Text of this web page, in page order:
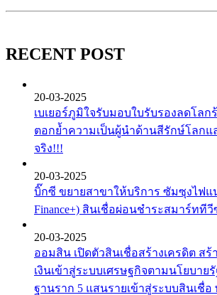
RECENT POST
20-03-2025
เบเยอร์ภูมิใจรับมอบใบรับรองลดโลก
ตอกย้ำความเป็นผู้นำด้านสีรักษ์โลกแ
จริง!!!
20-03-2025
บิ๊กซี ขยายสาขาให้บริการ ซัมซุงไฟแ
Finance+) สินเชื่อผ่อนชำระสมาร์ทที
20-03-2025
ออมสิน เปิดตัวสินเชื่อสร้างเครดิต สร้
เงินเข้าสู่ระบบเศรษฐกิจตามนโยบาย
ฐานราก 5 แสนรายเข้าสู่ระบบสินเชื่อ